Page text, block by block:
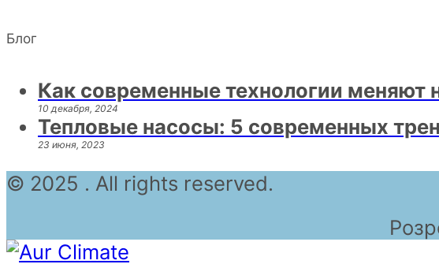
Блог
Как современные технологии меняют
10 декабря, 2024
Тепловые насосы: 5 современных
23 июня, 2023
© 2025 . All rights reserved.